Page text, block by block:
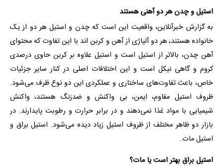
استیل و چدن هر دو آهنی هستند
به گزارش خبرآنلاین، واقعیت این است که چدن و استیل هر دو از یک
خانواده هستند، هر دو آلیاژی از آهن و کربن اند با این تفاوت که محتوای
آهن چدن، بالاتر از استیل است و استیل علاوه بر کربن حاوی درصدی
کروم و گاهی نیکل است و این اختلافات اصلی در کنار سایر جزئیات
خاص، باعث تفاوت‌های ساختاری و عملکردی این دو نوع ظرف می‌شود.
ظروف استیل مقاوم، ایمن، بی‌ واکنش و ضدزنگ هستند، واکنش
شیمیایی با مواد غذا نمی‌دهند و در برابر حرارت و رطوبت پایدارند. در
بازار دو ظاهر مختلف از ظروف استیل زیاد دیده می‌شود. استیل براق و
استیل مات.
استیل براق بهتر است یا مات؟